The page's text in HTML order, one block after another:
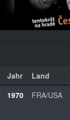
Jahr Land
1970 FRA/USA